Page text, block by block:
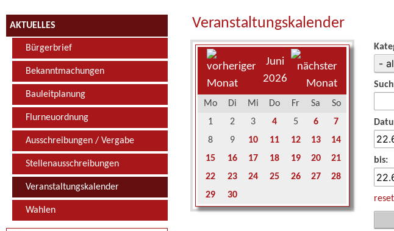
AKTUELLES
Bürgerbrief
Bekanntmachungen
Bauleitplanung
Flurneuordnung
Ausschreibungen / Vergabe
Stellenausschreibungen
Veranstaltungskalender
Wahlen
Veranstaltungskalender
Juni
2026
Mo Di Mi Do Fr Sa
So
1
2 3 4 5 6
7
8
9 10 11 12 13
14
15
16 17 18 19 20
21
22
23 24 25 26 27
28
29
30
bis:
reset